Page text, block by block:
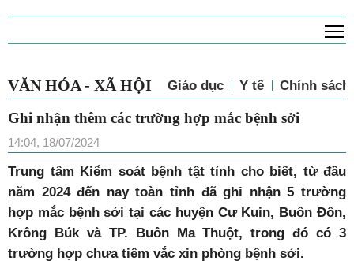
VĂN HÓA - XÃ HỘI Giáo dục Y tế Chính sách
Ghi nhận thêm các trường hợp mắc bệnh sởi
14:04, 18/07/2024
Trung tâm Kiểm soát bệnh tật tỉnh cho biết, từ đầu
năm 2024 đến nay toàn tỉnh đã ghi nhận 5 trường
hợp mắc bệnh sởi tại các huyện Cư Kuin, Buôn Đôn,
Krông Búk và TP. Buôn Ma Thuột, trong đó có 3
trường hợp chưa tiêm vắc xin phòng bệnh sởi.